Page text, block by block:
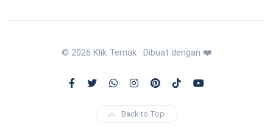
© 2026 Klik Ternak · Dibuat dengan ❤️
Back to Top